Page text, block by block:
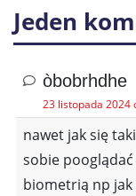
Jeden
òbobrhdhe
23 listopada 2024
nawet jak się
sobie
biometrią np